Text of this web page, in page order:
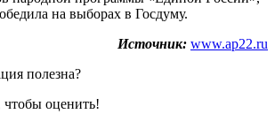
на выборах в Госдуму.
Источник: www.ap22.ru
полезна?
чтобы оценить!